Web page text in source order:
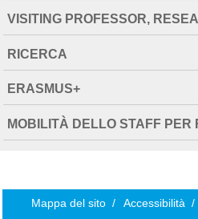
VISITING PROFESSOR,
RICERCA
ERASMUS+
MOBILITÀ DELLO STAFF PER
Mappa del sito / Accessibilità /